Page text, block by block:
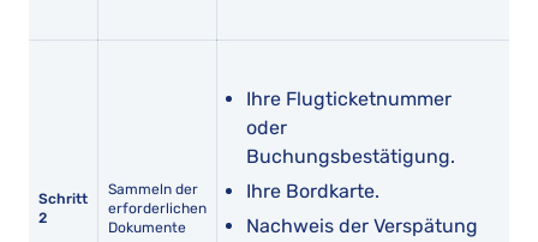
Schritt
2
Sammeln der
erforderlichen
Dokumente
Ihre Flugticketnummer
oder
Buchungsbestätigung.
Ihre Bordkarte.
Nachweis der Verspätung